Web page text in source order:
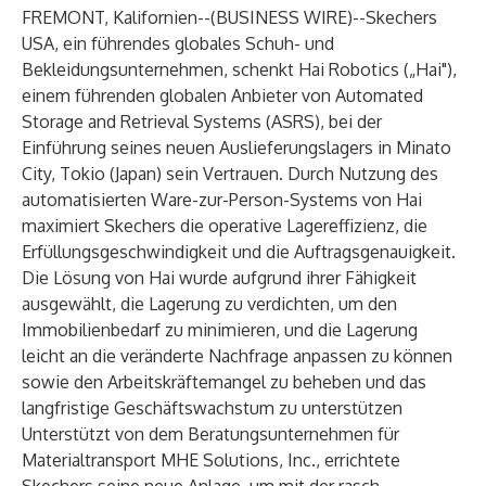
FREMONT, Kalifornien--(BUSINESS WIRE)--Skechers
USA, ein führendes globales Schuh- und
Bekleidungsunternehmen, schenkt Hai Robotics („Hai"),
einem führenden globalen Anbieter von Automated
Storage and Retrieval Systems (ASRS), bei der
Einführung seines neuen Auslieferungslagers in Minato
City, Tokio (Japan) sein Vertrauen. Durch Nutzung des
automatisierten Ware-zur-Person-Systems von Hai
maximiert Skechers die operative Lagereffizienz, die
Erfüllungsgeschwindigkeit und die Auftragsgenauigkeit.
Die Lösung von Hai wurde aufgrund ihrer Fähigkeit
ausgewählt, die Lagerung zu verdichten, um den
Immobilienbedarf zu minimieren, und die Lagerung
leicht an die veränderte Nachfrage anpassen zu können
sowie den Arbeitskräftemangel zu beheben und das
langfristige Geschäftswachstum zu unterstützen
Unterstützt von dem Beratungsunternehmen für
Materialtransport MHE Solutions, Inc., errichtete